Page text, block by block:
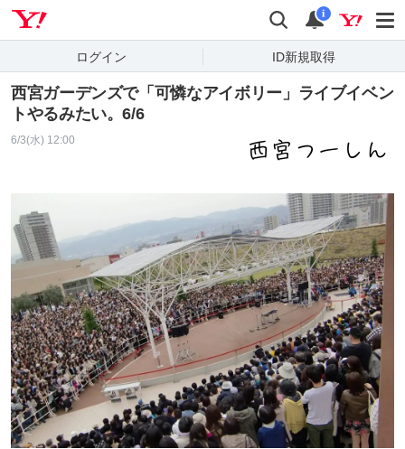
検索 通知
i
ログイン ID新規取得
西宮ガーデンズで「可憐なアイボリー」ライブイベン
トやるみたい。6/6
6/3(水) 12:00